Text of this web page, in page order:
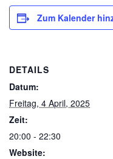
Zum Kalender
DETAILS
Datum:
Freitag, 4 April, 2025
Zeit:
20:00 - 22:30
Website: